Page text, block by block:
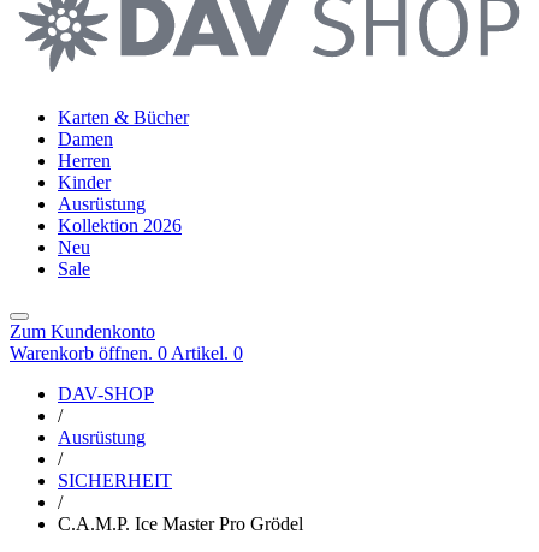
Karten & Bücher
Damen
Herren
Kinder
Ausrüstung
Kollektion 2026
Neu
Sale
Zum Kundenkonto
Warenkorb öffnen. 0 Artikel. 0
DAV-SHOP
/
Ausrüstung
/
SICHERHEIT
/
C.A.M.P. Ice Master Pro Grödel